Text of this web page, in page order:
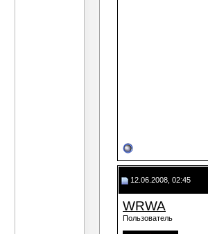
12.06.2008, 02:45
WRWA
Пользователь